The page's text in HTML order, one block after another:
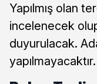
Yapılmış olan
incelenecek
duyurulacak.
yapılmayacaktır.